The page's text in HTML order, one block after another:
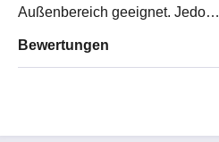
Außenbereich geeignet. Jedo…
Bewertungen